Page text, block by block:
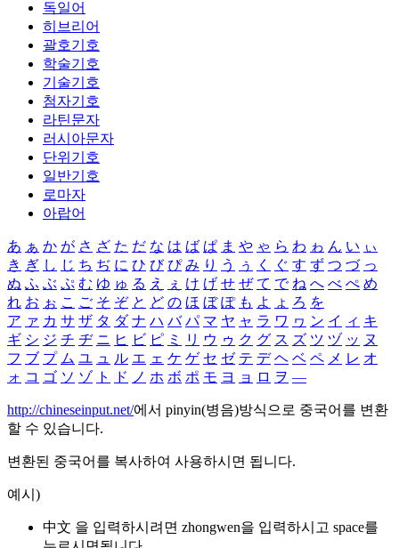
독일어
히브리어
괄호기호
학술기호
기술기호
첨자기호
라틴문자
러시아문자
단위기호
일반기호
로마자
아랍어
あ ぁ か が さ ざ た だ な は ば ぱ ま や ゃ ら わ ゎ ん い ぃ
き ぎ し じ ち ぢ に ひ び ぴ み り う ぅ く ぐ す ず つ づ っ
ぬ ふ ぶ ぷ む ゆ ゅ る え ぇ け げ せ ぜ て で ね へ べ ぺ め
れ お ぉ こ ご そ ぞ と ど の ほ ぼ ぽ も よ ょ ろ を
ア ァ カ サ ザ タ ダ ナ ハ バ パ マ ヤ ャ ラ ワ ヮ ン イ ィ キ
ギ シ ジ チ ヂ ニ ヒ ビ ピ ミ リ ウ ゥ ク グ ス ズ ツ ヅ ッ ヌ
フ ブ プ ム ユ ュ ル エ ェ ケ ゲ セ ゼ テ デ ヘ ベ ペ メ レ オ
ォ コ ゴ ソ ゾ ト ド ノ ホ ボ ポ モ ヨ ョ ロ ヲ ―
http://chineseinput.net/에서 pinyin(병음)방식으로 중국어를 변환
할 수 있습니다.
변환된 중국어를 복사하여 사용하시면 됩니다.
예시)
中文 을 입력하시려면 zhongwen을 입력하시고 space를